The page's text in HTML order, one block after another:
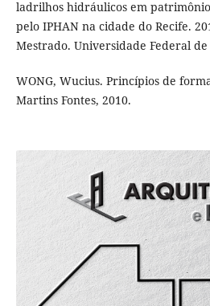
ladrilhos hidráulicos em
pelo IPHAN na cidade do Recife.
Mestrado. Universidade Federal
WONG, Wucius. Princípios de
Martins Fontes, 2010.